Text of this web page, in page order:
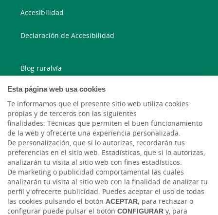
Esta página web usa cookies
Te informamos que el presente sitio web utiliza cookies
propias y de terceros con las siguientes
finalidades: Técnicas que permiten el buen funcionamiento
de la web y ofrecerte una experiencia personalizada.
De personalización, que si lo autorizas, recordarán tus
preferencias en el sitio web. Estadísticas, que si lo autorizas,
analizarán tu visita al sitio web con fines estadísticos.
De marketing o publicidad comportamental las cuales
analizarán tu visita al sitio web con la finalidad de analizar tu
perfil y ofrecerte publicidad. Puedes aceptar el uso de todas
las cookies pulsando el botón ACEPTAR, para rechazar o
configurar puede pulsar el botón CONFIGURAR y, para
Accesibilidad
Declaración de Accesibilidad
Blog ruralvía
Blog Joven In
Facebook
Twitter